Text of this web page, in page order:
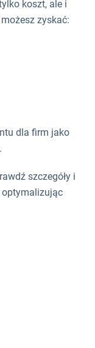
koszt, ale i
zyskać:
dla firm jako
szczegóły i
optymalizując